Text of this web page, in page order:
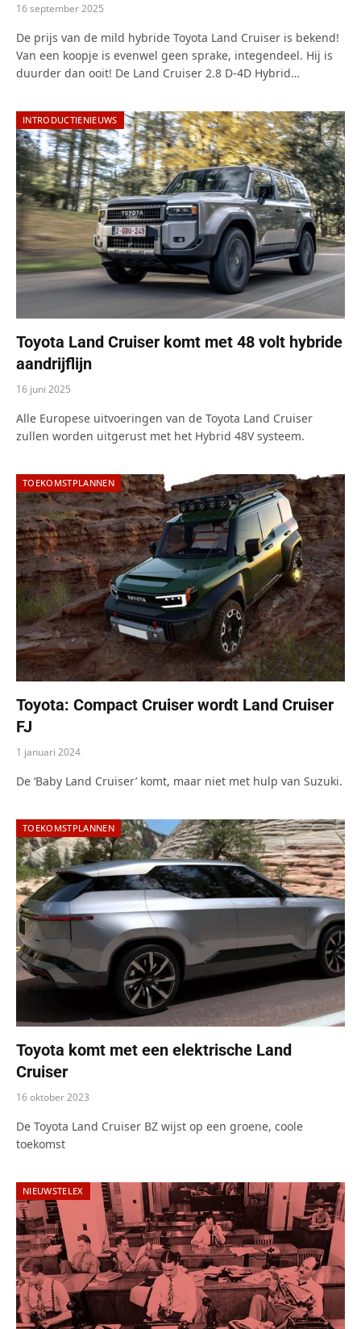
16 september 2025
De prijs van de mild hybride Toyota Land Cruiser is bekend!
Van een koopje is evenwel geen sprake, integendeel. Hij is
duurder dan ooit! De Land Cruiser 2.8 D-4D Hybrid…
INTRODUCTIENIEUWS
Toyota Land Cruiser komt met 48 volt hybride
aandrijflijn
16 juni 2025
Alle Europese uitvoeringen van de Toyota Land Cruiser
zullen worden uitgerust met het Hybrid 48V systeem.
TOEKOMSTPLANNEN
Toyota: Compact Cruiser wordt Land Cruiser
FJ
1 januari 2024
De ‘Baby Land Cruiser’ komt, maar niet met hulp van Suzuki.
TOEKOMSTPLANNEN
Toyota komt met een elektrische Land
Cruiser
16 oktober 2023
De Toyota Land Cruiser BZ wijst op een groene, coole
toekomst
NIEUWSTELEX